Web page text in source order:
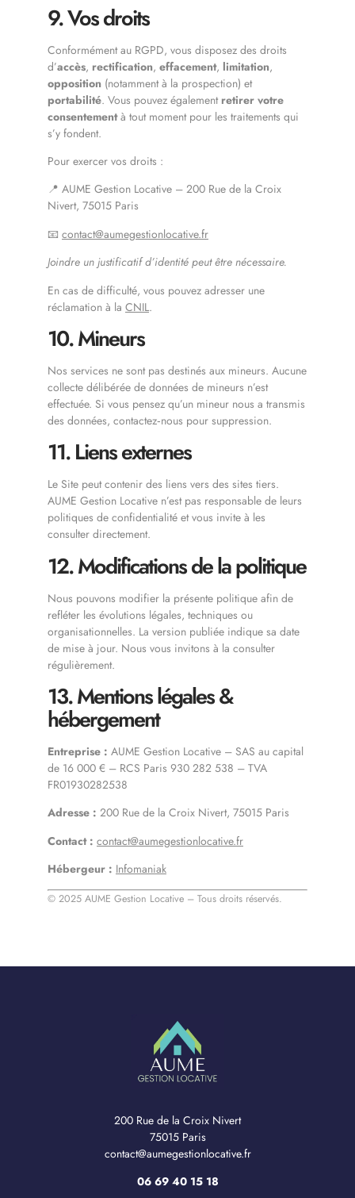
9. Vos droits
Conformément au RGPD, vous disposez des droits
d’accès, rectification, effacement, limitation,
opposition (notamment à la prospection) et
portabilité. Vous pouvez également retirer votre
consentementà tout moment pour les traitements qui
s’y fondent.
Pour exercer vos droits :
📍 AUME Gestion Locative – 200 Rue de la Croix
Nivert, 75015 Paris
📧 contact@aumegestionlocative.fr
Joindre un justificatif d’identité peut être nécessaire.
En cas de difficulté, vous pouvez adresser une
réclamation à la CNIL.
10. Mineurs
Nos services ne sont pas destinés aux mineurs. Aucune
collecte délibérée de données de mineurs n’est
effectuée. Si vous pensez qu’un mineur nous a transmis
des données, contactez‑nous pour suppression.
11. Liens externes
Le Site peut contenir des liens vers des sites tiers.
AUME Gestion Locative n’est pas responsable de leurs
politiques de confidentialité et vous invite à les
consulter directement.
12. Modifications de la politique
Nous pouvons modifier la présente politique afin de
refléter les évolutions légales, techniques ou
organisationnelles. La version publiée indique sa date
de mise à jour. Nous vous invitons à la consulter
régulièrement.
13. Mentions légales &
hébergement
Entreprise : AUME Gestion Locative – SAS au capital
de 16 000 € – RCS Paris 930 282 538 – TVA
FR01930282538
Adresse : 200 Rue de la Croix Nivert, 75015 Paris
Contact : contact@aumegestionlocative.fr
Hébergeur : Infomaniak
© 2025 AUME Gestion Locative – Tous droits réservés.
200 Rue de la Croix Nivert
75015 Paris
contact@aumegestionlocative.fr
06 69 40 15 18